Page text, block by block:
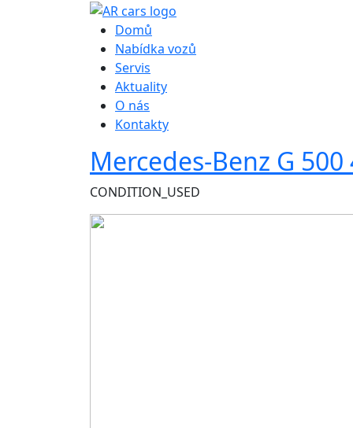
Hlavní navigace
Domů
Nabídka vozů
Servis
Aktuality
O nás
Kontakty
Mercedes-Benz G
CONDITION_USED
Obrázek